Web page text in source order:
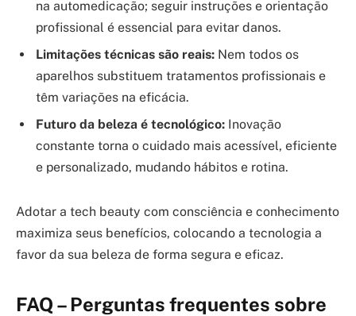
na automedicação; seguir instruções e orientação
profissional é essencial para evitar danos.
Limitações técnicas são reais: Nem todos os
aparelhos substituem tratamentos profissionais e
têm variações na eficácia.
Futuro da beleza é tecnológico: Inovação
constante torna o cuidado mais acessível, eficiente
e personalizado, mudando hábitos e rotina.
Adotar a tech beauty com consciência e conhecimento
maximiza seus benefícios, colocando a tecnologia a
favor da sua beleza de forma segura e eficaz.
FAQ – Perguntas frequentes sobre